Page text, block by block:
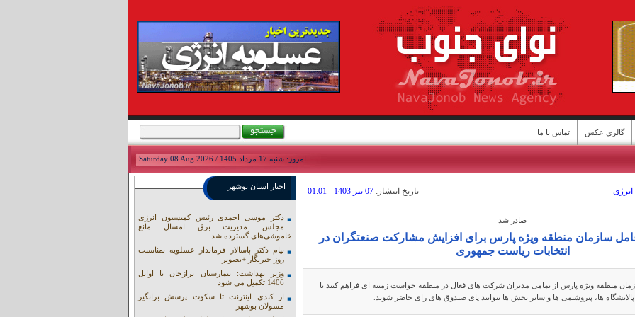
گالری عکس تماس با ما
امروز: شنبه 17 مرداد 1405 / Saturday 08 Aug 2026
تاريخ انتشار: 07 تير 1403 - 01:01
صادر شد
سازمان منطقه ویژه پارس برای افزایش مشارکت صنعتگران در
انتخابات ریاست جمهوری
منطقه ویژه پارس از تمامی مدیران شرکت های فعال در منطقه خواست زمینه ای فراهم کنند تا
ها، پتروشیمی ها و سایر بخش ها بتوانند پای صندوق های رای حاضر شوند.
اخبار استان بوشهر
دکتر موسی احمدی رئیس کمیسیون انرژی
مجلس: مدیریت برق امسال مانع
خاموشی‌های گسترده شد
پیام دکتر پاسالار فرماندار عسلویه بمناسبت
روز خبرنگار +تصویر
وزیر بهداشت: بیمارستان برازجان تا اوایل
1406 تکمیل می شود
از کندی اینترنت تا سکوت پرسش برانگیز
مسولان بوشهر